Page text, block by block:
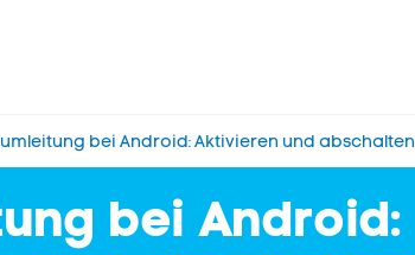
bei Android: Aktivieren und abschalten
bei Android: